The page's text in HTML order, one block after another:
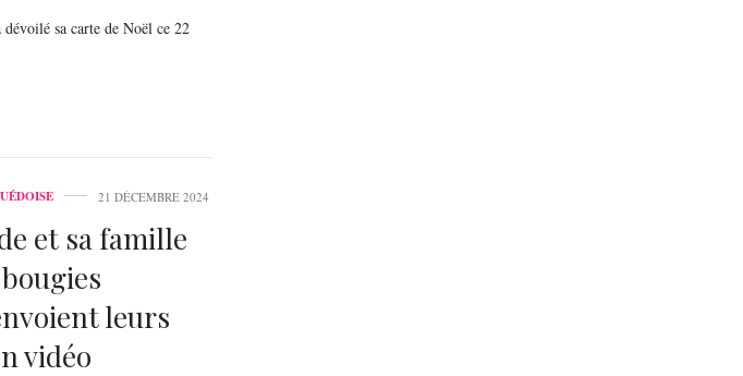
sa carte de Noël ce 22
21 DÉCEMBRE 2024
et sa famille
leurs
vidéo